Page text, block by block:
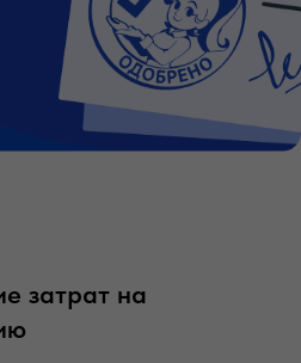
затрат на